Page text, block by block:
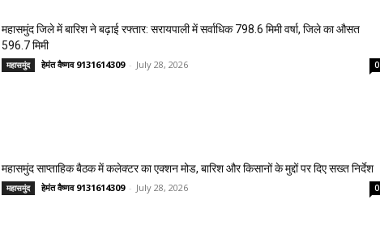
महासमुंद जिले में बारिश ने बढ़ाई रफ्तार: सरायपाली में सर्वाधिक 798.6 मिमी वर्षा, जिले का औसत
596.7 मिमी
महासमुंद हेमंत वैष्णव 9131614309 - July 28, 2026 0
महासमुंद साप्ताहिक बैठक में कलेक्टर का एक्शन मोड, बारिश और किसानों के मुद्दों पर दिए सख्त निर्देश
महासमुंद हेमंत वैष्णव 9131614309 - July 28, 2026 0